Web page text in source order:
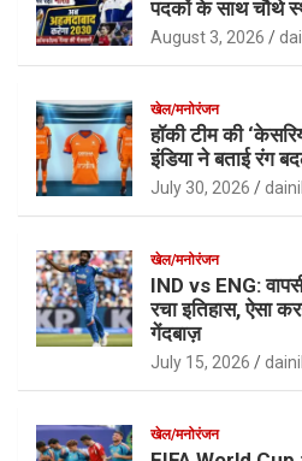
पदकों के साथ चौथे
August 3, 2026
खेल/मनोरंजन
हॉकी टीम की
इंडिया ने बताई रंग
July 30, 2026
खेल/मनोरंजन
IND vs ENG:
रचा इतिहास, ऐसा
गेंदबाज़
July 15, 2026
खेल/मनोरंजन